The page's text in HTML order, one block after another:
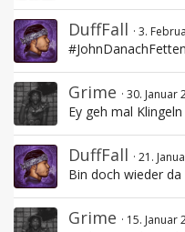
DuffFall 3.
Grime 30. Januar
Ey geh mal Klingeln
DuffFall 21.
Bin doch wieder
Grime 15. Januar